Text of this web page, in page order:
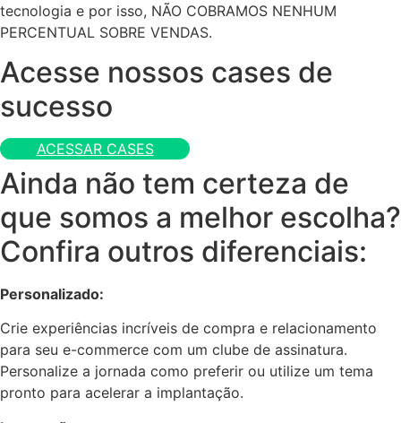
tecnologia e por isso, NÃO COBRAMOS NENHUM
PERCENTUAL SOBRE VENDAS.
Acesse nossos cases de
sucesso
ACESSAR CASES
Ainda não tem certeza de
que somos a melhor escolha?
Confira outros diferenciais:
Personalizado:
Crie experiências incríveis de compra e relacionamento
para seu e-commerce com um clube de assinatura.
Personalize a jornada como preferir ou utilize um tema
pronto para acelerar a implantação.